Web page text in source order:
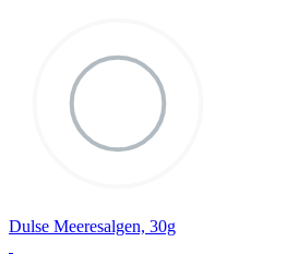
Dulse Meeresalgen, 30g